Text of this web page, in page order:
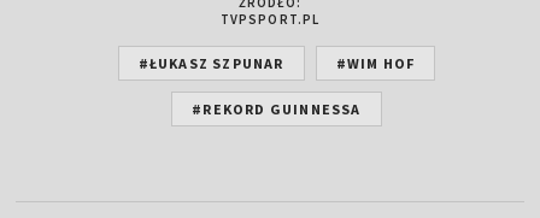
#REKORD GUINNESSA